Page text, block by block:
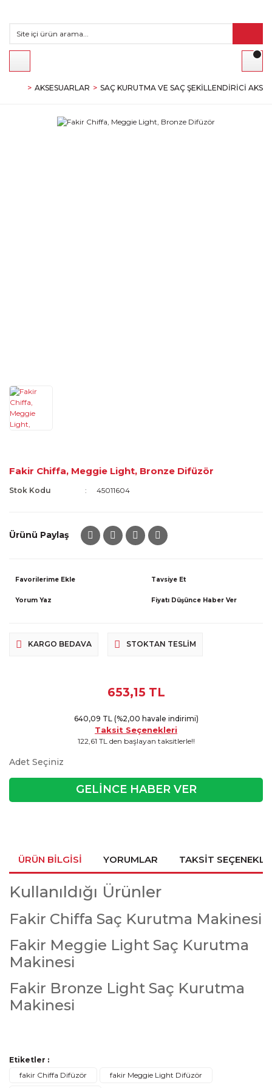
AKSESUARLAR SAÇ KURUTMA VE SAÇ ŞEKILLENDIRICI
Fakir Chiffa, Meggie Light, Bronze Difüzör
Stok Kodu 45011604
Ürünü Paylaş
Tavsiye Et
Yorum Yaz Fiyatı Düşünce Haber Ver
KARGO BEDAVA STOKTAN TESLIM
653,15 TL
640,09 TL (%2,00 havale indirimi)
Taksit Seçenekleri
122,61 TL den başlayan taksitlerle!!
Adet Seçiniz
GELİNCE HABER VER
ÜRÜN BILGISI YORUMLAR TAKSIT
Kullanıldığı Ürünler
Fakir Chiffa Saç Kurutma Makinesi
Fakir Meggie Light Saç Kurutma
Makinesi
Fakir Bronze Light Saç Kurutma
Makinesi
kullanarak tarafımıza iletebilirsiniz.
Etiketler :
fakir Chiffa Difüzör
fakir Meggie Light Difüzör